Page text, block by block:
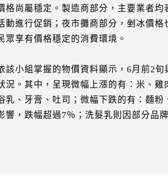
格尚屬穩定。製造商部分，主要業者
動進行促銷；夜市攤商部分，剉冰價
眾享有價格穩定的消費環境。
該小組掌握的物價資料顯示，6月前2
況。其中，呈現微幅上漲的有：米、
乳、牙膏、吐司；微幅下跌的有：麵
響，跌幅超過7％；洗髮乳則因部分品